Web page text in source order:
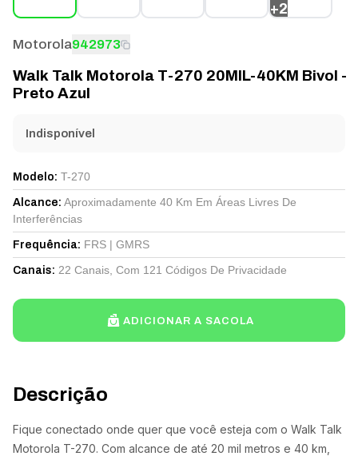
+2
Descrição
Fique conectado onde quer que você esteja com o Walk Talk
Motorola T-270. Com alcance de até 20 mil metros e 40 km,
Motorola942973
Walk Talk Motorola T-270 20MIL-40KM Bivol -
Preto Azul
Indisponível
Modelo: T-270
Alcance: Aproximadamente 40 Km Em Áreas Livres De
Interferências
Frequência: FRS | GMRS
Canais: 22 Canais, Com 121 Códigos De Privacidade
ADICIONAR A SACOLA